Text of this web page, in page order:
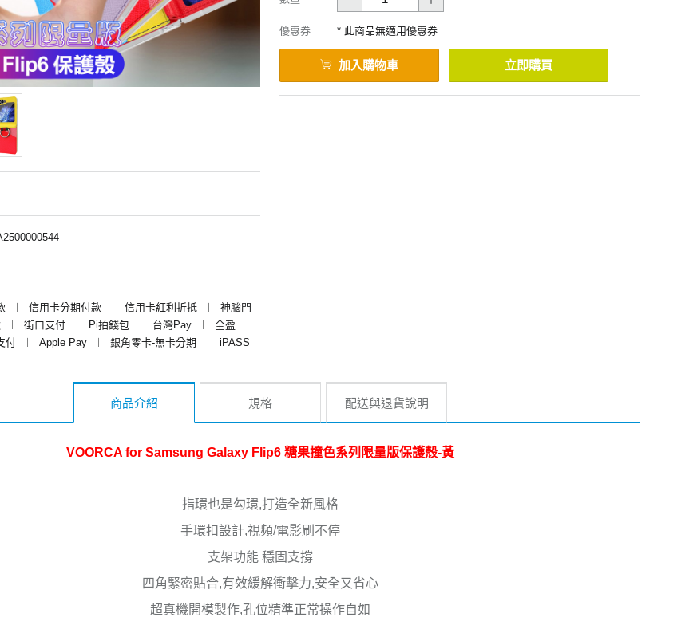
︱ 信用卡分期付款 ︱ 信用卡紅利折抵 ︱
神腦門
︱ 街口支付 ︱ Pi拍錢包 ︱ 台灣Pay ︱
全盈
付 ︱ Apple Pay ︱ 銀角零卡-無卡分期 ︱
iPASS
優惠券 * 此商品無適用優惠券
加入購物車 立即購買
商品介紹 規格 配送與退貨說明
VOORCA for Samsung Galaxy Flip6 糖果撞色系列限量版保護殼-黃
指環也是勾環,打造全新風格
手環扣設計,視頻/電影刷不停
支架功能 穩固支撐
四角緊密貼合,有效緩解衝擊力,安全又省心
超真機開模製作,孔位精準正常操作自如